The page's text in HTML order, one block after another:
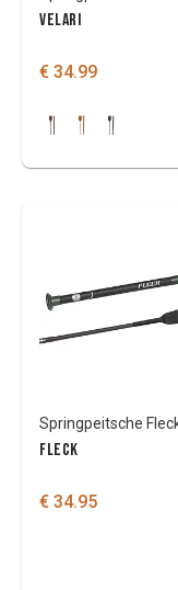
VELARI
€ 34.99
FLECK
€ 34.95